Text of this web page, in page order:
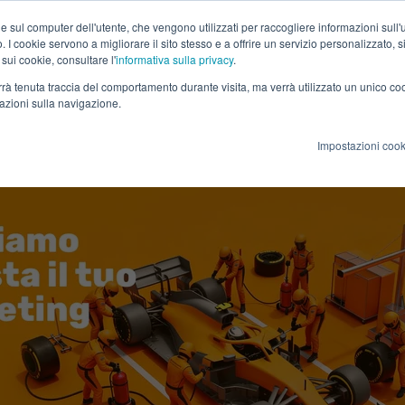
sul computer dell'utente, che vengono utilizzati per raccogliere informazioni
I cookie servono a migliorare il sito stesso e a offrire un servizio personalizzato,
cookie, consultare l'informativa sulla privacy.
tenuta traccia del comportamento durante visita, ma verrà utilizzato un unico
sulla navigazione.
Impostazioni